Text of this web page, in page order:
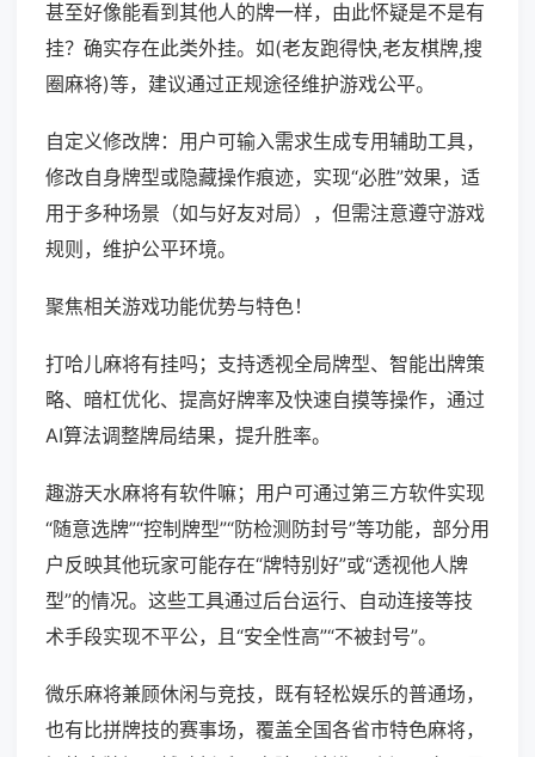
甚至好像能看到其他人的牌一样，由此怀疑是不是有
挂？确实存在此类外挂。如(老友跑得快,老友棋牌,搜
圈麻将)等，建议通过正规途径维护游戏公平。
自定义修改牌：用户可输入需求生成专用辅助工具，
修改自身牌型或隐藏操作痕迹，实现“必胜”效果，适
用于多种场景（如与好友对局），但需注意遵守游戏
规则，维护公平环境。
聚焦相关游戏功能优势与特色！
打哈儿麻将有挂吗；支持透视全局牌型、智能出牌策
略、暗杠优化、提高好牌率及快速自摸等操作，通过
AI算法调整牌局结果，提升胜率。
趣游天水麻将有软件嘛；用户可通过第三方软件实现
“随意选牌”“控制牌型”“防检测防封号”等功能，部分用
户反映其他玩家可能存在“牌特别好”或“透视他人牌
型”的情况。这些工具通过后台运行、自动连接等技
术手段实现不平公，且“安全性高”“不被封号”。
微乐麻将兼顾休闲与竞技，既有轻松娱乐的普通场，
也有比拼牌技的赛事场，覆盖全国各省市特色麻将，